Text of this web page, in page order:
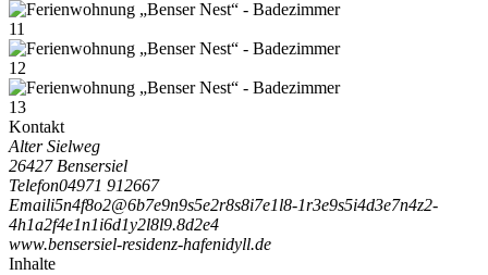
11
12
13
Kontakt
Alter Sielweg
26427 Bensersiel
Telefon04971 912667
Emaili5n4f8o2@6b7e9n9s5e2r8s8i7e1l8-1r3e9s5i4d3e7n4z2-
4h1a2f4e1n1i6d1y2l8l9.8d2e4
www.bensersiel-residenz-hafenidyll.de
Inhalte